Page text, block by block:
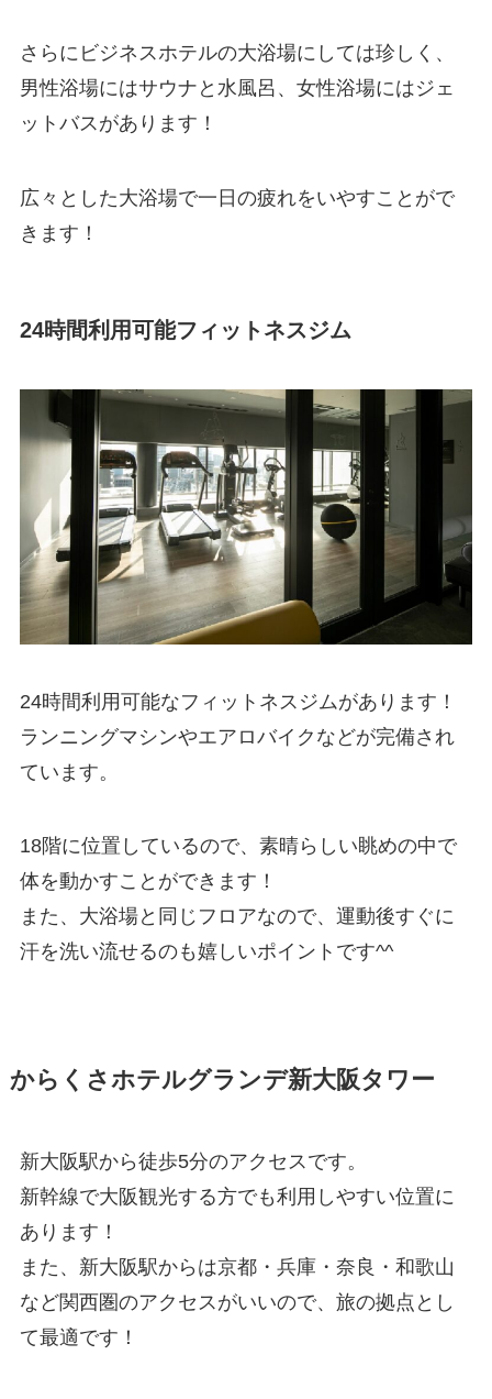
さらにビジネスホテルの大浴場にしては珍しく、
男性浴場にはサウナと水風呂、女性浴場にはジェ
ットバスがあります！
広々とした大浴場で一日の疲れをいやすことがで
きます！
24時間利用可能フィットネスジム
24時間利用可能なフィットネスジムがあります！
ランニングマシンやエアロバイクなどが完備され
ています。
18階に位置しているので、素晴らしい眺めの中で
体を動かすことができます！
また、大浴場と同じフロアなので、運動後すぐに
汗を洗い流せるのも嬉しいポイントです^^
からくさホテルグランデ新大阪タワー
新大阪駅から徒歩5分のアクセスです。
新幹線で大阪観光する方でも利用しやすい位置に
あります！
また、新大阪駅からは京都・兵庫・奈良・和歌山
など関西圏のアクセスがいいので、旅の拠点とし
て最適です！